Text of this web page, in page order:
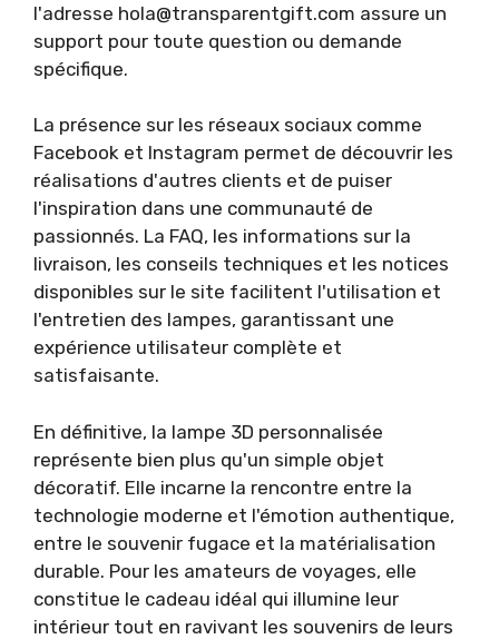
l'adresse hola@transparentgift.com assure un
support pour toute question ou demande
spécifique.
La présence sur les réseaux sociaux comme
Facebook et Instagram permet de découvrir les
réalisations d'autres clients et de puiser
l'inspiration dans une communauté de
passionnés. La FAQ, les informations sur la
livraison, les conseils techniques et les notices
disponibles sur le site facilitent l'utilisation et
l'entretien des lampes, garantissant une
expérience utilisateur complète et
satisfaisante.
En définitive, la lampe 3D personnalisée
représente bien plus qu'un simple objet
décoratif. Elle incarne la rencontre entre la
technologie moderne et l'émotion authentique,
entre le souvenir fugace et la matérialisation
durable. Pour les amateurs de voyages, elle
constitue le cadeau idéal qui illumine leur
intérieur tout en ravivant les souvenirs de leurs